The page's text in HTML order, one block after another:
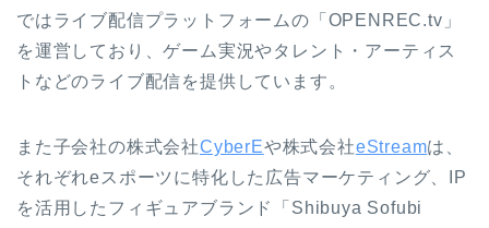
ではライブ配信プラットフォームの「OPENREC.tv」
を運営しており、ゲーム実況やタレント・アーティス
トなどのライブ配信を提供しています。
また子会社の株式会社CyberEや株式会社eStreamは、
それぞれeスポーツに特化した広告マーケティング、IP
を活用したフィギュアブランド「Shibuya Sofubi